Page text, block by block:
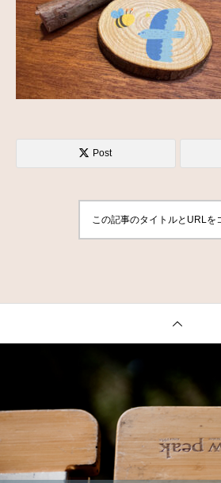
Post
この記事のタイトルとURLを